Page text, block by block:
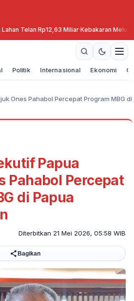
Rp12,63 Miliar·Kebakaran Meluas, TNBTS
Politik Internasional Ekonomi
Ones Pahabol Percepat Program MBG di
Papua
Pahabol Percepat
di Papua
Diterbitkan 21 Mei 2026, 05:58 WIB
Bagikan